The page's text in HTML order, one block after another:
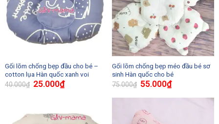
Gối lõm chống bẹp đầu cho bé –
cotton lụa Hàn quốc xanh voi
40.000₫ 25.000₫
Gối lõm chống bẹp méo đầu bé sơ
sinh Hàn quốc cho bé
75.000₫ 55.000₫